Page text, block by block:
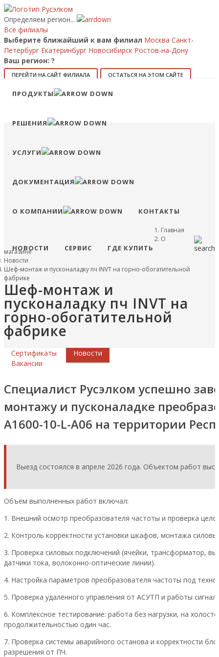
Определяем регион...
Все филиалы
Выберите ближайший к вам филиал Москва Санкт-
Петербург Екатеринбург Новосибирск Ростов-на-Дону
Ваш регион: ?
ПЕРЕЙТИ НА САЙТ ФИЛИАЛА ОСТАТЬСЯ НА ЭТОМ САЙТЕ
Сравнение
ПРОДУКТЫ
РЕШЕНИЯ
УСЛУГИ
ДОКУМЕНТАЦИЯ
О КОМПАНИИ КОНТАКТЫ
НОВОСТИ СЕРВИС ГДЕ КУПИТЬ
Главная
О
магазине
Новости
Шеф-монтаж и пусконаладку пч INVT на горно-обогатительной
фабрике
Шеф-монтаж и
пусконаладку пч INVT на
горно-обогатительной
фабрике
Сертификаты
Новости
Вакансии
Специалист Русэлком успешно
монтажу и пусконаладке
A1600-10-L-A06 на территории
Выезд состоялся в апреле 2026 года. Объектом работ
Объём выполненных работ включал:
1. Внешний осмотр преобразователя частоты и проверка
2. Контроль корректности установки шкафов, монтажа
3. Проверка силовых подключений (ячейки, трансформатор,
датчики тока, волоконно-оптические линии).
4. Настройка параметров преобразователя частоты под
5. Проверка удалённого управления от АСУТП и работы
6. Комплексное тестирование: работа без нагрузки, на
продолжительностью один час.
7. Проверка системы аварийного останова и корректности
разрешения от ПЧ.